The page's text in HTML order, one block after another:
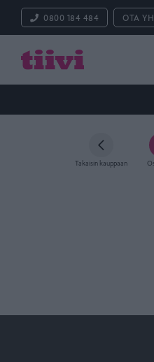
0800 184 484 OTA
Takaisin kauppaan